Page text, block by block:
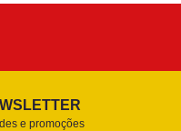
e promoções